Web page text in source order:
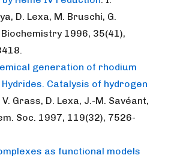
D. Lexa, M. Bruschi, G.
1996, 35(41),
generation of rhodium
Catalysis of hydrogen
V. Grass, D. Lexa, J.-M. Savéant,
Soc. 1997, 119(32), 7526-
as functional models